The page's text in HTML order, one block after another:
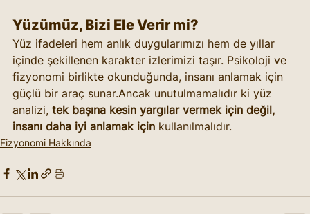
Yüzümüz, Bizi Ele Verir mi?
Yüz ifadeleri hem anlık duygularımızı hem de yıllar
içinde şekillenen karakter izlerimizi taşır. Psikoloji ve
fizyonomi birlikte okunduğunda, insanı anlamak için
güçlü bir araç sunar.Ancak unutulmamalıdır ki yüz
analizi, tek başına kesin yargılar vermek için değil,
insanı daha iyi anlamak için kullanılmalıdır.
Fizyonomi Hakkında